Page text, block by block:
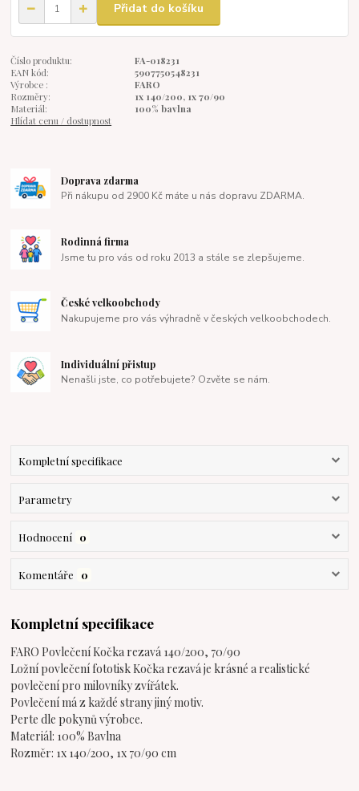
Přidat do košíku
Číslo produktu:
FA-018231
EAN kód:
5907750548231
Výrobce :
FARO
Rozměry:
1x 140/200, 1x 70/90
Materiál:
100% bavlna
Hlídat cenu / dostupnost
Doprava zdarma
Při nákupu od 2900 Kč máte u nás dopravu ZDARMA.
Rodinná firma
Jsme tu pro vás od roku 2013 a stále se zlepšujeme.
České velkoobchody
Nakupujeme pro vás výhradně v českých velkoobchodech.
Individuální přistup
Nenašli jste, co potřebujete? Ozvěte se nám.
Kompletní specifikace
Parametry
Hodnocení 0
Komentáře 0
Kompletní specifikace
FARO Povlečení Kočka rezavá 140/200, 70/90
Ložní povlečení fototisk Kočka rezavá je krásné a realistické
povlečení pro milovníky zvířátek.
Povlečení má z každé strany jiný motiv.
Perte dle pokynů výrobce.
Materiál: 100% Bavlna
Rozměr: 1x 140/200, 1x 70/90 cm